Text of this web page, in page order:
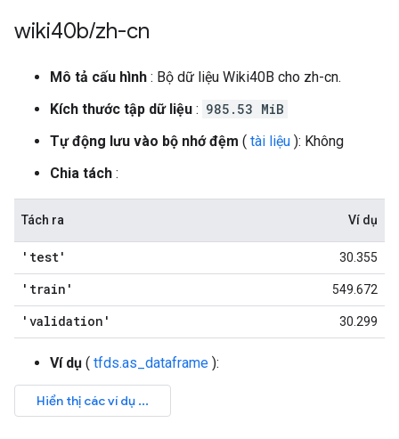
wiki40b/zh-cn
Mô tả cấu hình : Bộ dữ liệu Wiki40B cho zh-cn.
Kích thước tập dữ liệu : 985.53 MiB
Tự động lưu vào bộ nhớ đệm ( tài liệu ): Không
Chia tách :
Tách ra Ví dụ
'test' 30.355
'train' 549.672
'validation' 30.299
Ví dụ ( tfds.as_dataframe ):